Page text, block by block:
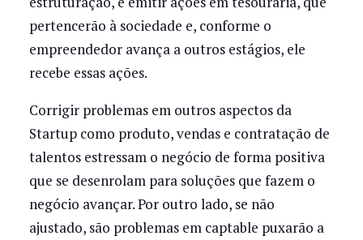
pertencerão à sociedade e, conforme o
empreendedor avança a outros estágios, ele
recebe essas ações.
Corrigir problemas em outros aspectos da
Startup como produto, vendas e contratação de
talentos estressam o negócio de forma positiva
que se desenrolam para soluções que fazem o
negócio avançar. Por outro lado, se não
ajustado, são problemas em captable puxarão a